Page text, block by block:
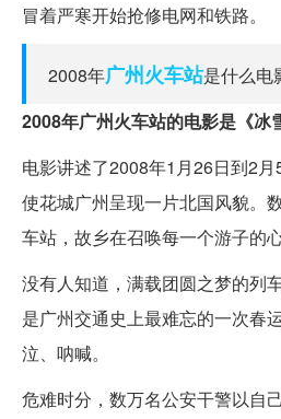
冒着严寒开始抢修电网和铁路。
2008年广州火车站是什么电
2008年广州火车站的电影是《冰
电影讲述了2008年1月26日到2月
使花城广州呈现一片北国风貌。
车站，故乡在召唤每一个游子的心
没有人知道，满载团圆之梦的列
是广州交通史上最难忘的一次春
泣、呐喊。
危难时分，数万名公安干警以自